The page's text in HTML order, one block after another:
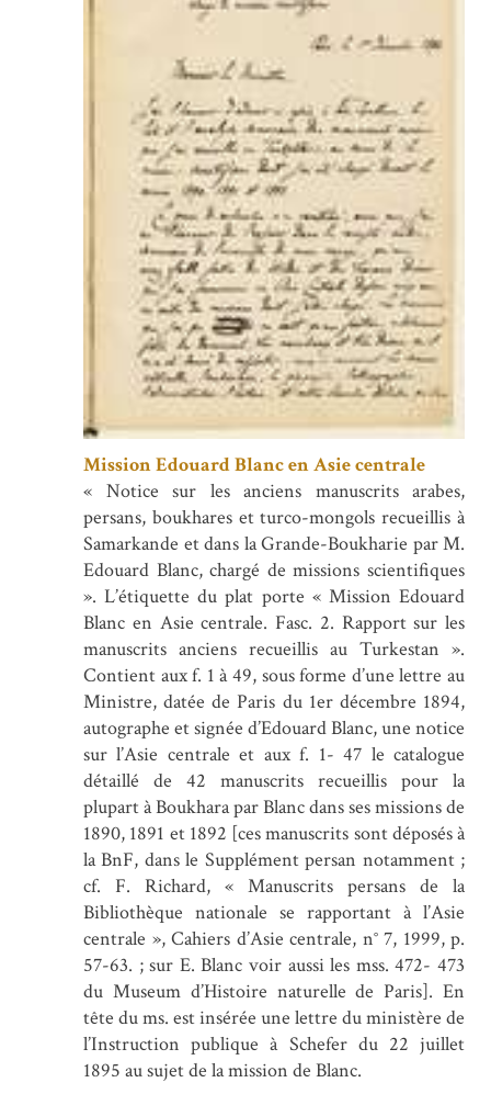
Mission Edouard Blanc en Asie centrale
« Notice sur les anciens manuscrits arabes,
persans, boukhares et turco-mongols recueillis à
Samarkande et dans la Grande-Boukharie par M.
Edouard Blanc, chargé de missions scientifiques
». L’étiquette du plat porte « Mission Edouard
Blanc en Asie centrale. Fasc. 2. Rapport sur les
manuscrits anciens recueillis au Turkestan ».
Contient aux f. 1 à 49, sous forme d’une lettre au
Ministre, datée de Paris du 1er décembre 1894,
autographe et signée d’Edouard Blanc, une notice
sur l’Asie centrale et aux f. 1- 47 le catalogue
détaillé de 42 manuscrits recueillis pour la
plupart à Boukhara par Blanc dans ses missions de
1890, 1891 et 1892 [ces manuscrits sont déposés à
la BnF, dans le Supplément persan notamment ;
cf. F. Richard, « Manuscrits persans de la
Bibliothèque nationale se rapportant à l’Asie
centrale », Cahiers d’Asie centrale, n° 7, 1999, p.
57-63. ; sur E. Blanc voir aussi les mss. 472- 473
du Museum d’Histoire naturelle de Paris]. En
tête du ms. est insérée une lettre du ministère de
l’Instruction publique à Schefer du 22 juillet
1895 au sujet de la mission de Blanc.